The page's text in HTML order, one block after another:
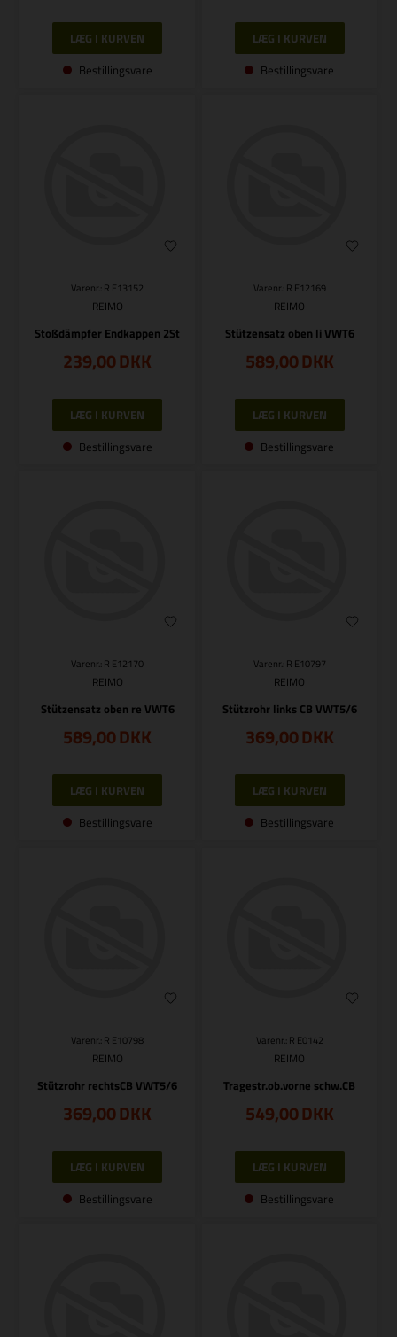
Bestillingsvare Bestillingsvare
Varenr.: R E13152
REIMO
Stoßdämpfer Endkappen 2St
239,00DKK
Bestillingsvare
Varenr.: R E12169
REIMO
Stützensatz oben li VWT6
589,00DKK
Bestillingsvare
Varenr.: R E12170
REIMO
Stützensatz oben re VWT6
589,00DKK
Bestillingsvare
Varenr.: R E10797
REIMO
Stützrohr links CB VWT5/6
369,00DKK
Bestillingsvare
Varenr.: R E10798
REIMO
Stützrohr rechtsCB VWT5/6
369,00DKK
Bestillingsvare
Varenr.: R E0142
REIMO
Tragestr.ob.vorne schw.CB
549,00DKK
Bestillingsvare